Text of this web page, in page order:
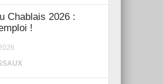
Chablais 2026 :
!